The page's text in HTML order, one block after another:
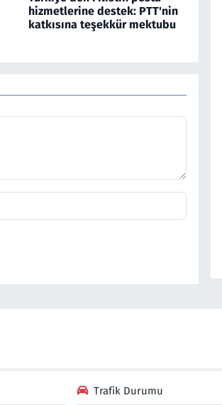
hizmetlerine destek: PTT'nin
katkısına teşekkür mektubu
Trafik Durumu